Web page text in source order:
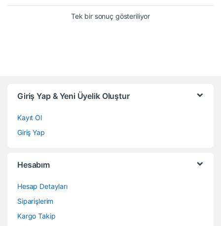
Tek bir sonuç gösteriliyor
Giriş Yap & Yeni Üyelik Oluştur
Kayıt Ol
Giriş Yap
Hesabım
Hesap Detayları
Siparişlerim
Kargo Takip